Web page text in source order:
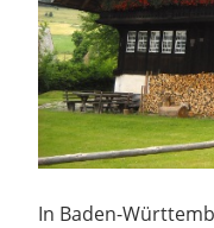
In Baden-